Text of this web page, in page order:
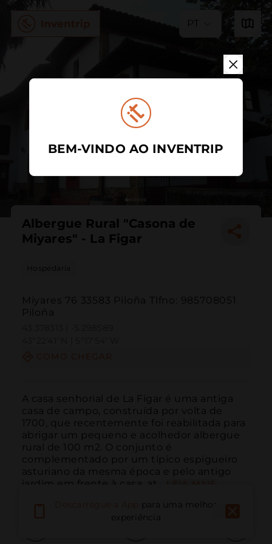
PT
Albergue Rural "Casona de
Miyares" - La Figar
Hospedaria
Miyares 76 33583 Piloña Tlfno: 985708051
Piloña
A casa senhorial de La Figar é uma antiga
casa de campo, construída por volta de
1700, que recentemente foi reabilitada para
abrigar um pequeno e acolhedor albergue
rural de 100 m2. O conjunto é
complementado por um típico espigueiro
asturiano da mesma época e pelo antigo
jardim em frente à casa, at...
para uma melhor
experiência
BEM-VINDO AO INVENTRIP